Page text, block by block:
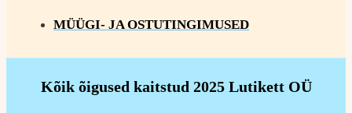
MÜÜGI- JA OSTUTINGIMUSED
Kõik õigused kaitstud 2025 Lutikett OÜ